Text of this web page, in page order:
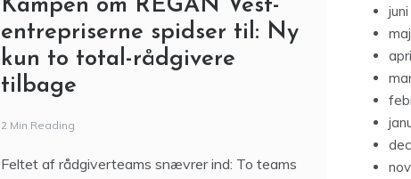
Kampen om REGAN Vest-
entrepriserne spidser til: Ny
kun to total-rådgivere
tilbage
2 Min Reading
Feltet af rådgiverteams snævrer ind: To teams